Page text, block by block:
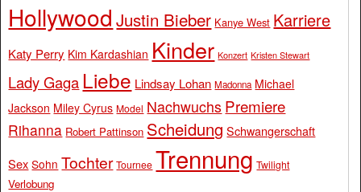
Hollywood Justin Bieber Kanye West Karriere
Katy Perry Kim Kardashian Kinder Konzert Kristen Stewart
Lady Gaga Liebe Lindsay Lohan Madonna Michael
Jackson Miley Cyrus Model Nachwuchs Premiere
Rihanna Robert Pattinson Scheidung Schwangerschaft
Sex Sohn Tochter Tournee Trennung Twilight
Verlobung